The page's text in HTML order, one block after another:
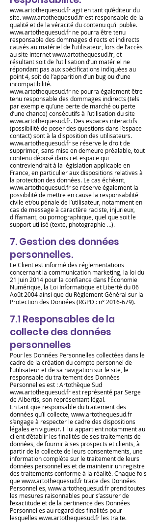
www.artothequesud.fragit en tant qu’éditeur du
site.www.artothequesud.frest responsable de la
qualité et de la véracité du contenu qu’il publie.
www.artothequesud.fr ne pourra être tenu
responsable des dommages directs et indirects
causés au matériel de l’utilisateur, lors de l’accès
au site internetwww.artothequesud.fr , et
résultant soit de l’utilisation d’un matériel ne
répondant pas aux spécifications indiquées au
point 4, soit de l’apparition d’un bug ou d’une
incompatibilité.
www.artothequesud.fr ne pourra également être
tenu responsable des dommages indirects (tels
par exemple qu’une perte de marché ou perte
d’une chance) consécutifs à l’utilisation du site
www.artothequesud.fr. Des espaces interactifs
(possibilité de poser des questions dans l’espace
contact) sont à la disposition des utilisateurs.
www.artothequesud.frse réserve le droit de
supprimer, sans mise en demeure préalable, tout
contenu déposé dans cet espace qui
contreviendrait à la législation applicable en
France, en particulier aux dispositions relatives à
la protection des données. Le cas échéant,
www.artothequesud.frse réserve également la
possibilité de mettre en cause la responsabilité
civile et/ou pénale de l’utilisateur, notamment en
cas de message à caractère raciste, injurieux,
diffamant, ou pornographique, quel que soit le
support utilisé (texte, photographie …).
7. Gestion des données
personnelles.
Le Client est informé des réglementations
concernant la communication marketing, la loi du
21 Juin 2014 pour la confiance dans l’Économie
Numérique, la Loi Informatique et Liberté du 06
Août 2004 ainsi que du Règlement Général sur la
Protection des Données (RGPD : n° 2016-679).
7.1 Responsables de la
collecte des données
personnelles
Pour les Données Personnelles collectées dans le
cadre de la création du compte personnel de
l’utilisateur et de sa navigation sur le site, le
responsable du traitement des Données
Personnelles est : Artothèque Sud
www.artothequesud.frest représenté par Serge
de Albertis, son représentant légal.
En tant que responsable du traitement des
données qu’il collecte, www.artothequesud.fr
s’engage à respecter le cadre des dispositions
légales en vigueur. Il lui appartient notamment au
client d’établir les finalités de ses traitements de
données, de fournir à ses prospects et clients, à
partir de la collecte de leurs consentements, une
information complète sur le traitement de leurs
données personnelles et de maintenir un registre
des traitements conforme à la réalité. Chaque fois
quewww.artothequesud.frtraite des Données
Personnelles, www.artothequesud.fr prend toutes
les mesures raisonnables pour s’assurer de
l’exactitude et de la pertinence des Données
Personnelles au regard des finalités pour
lesquelles www.artothequesud.fr les traite.